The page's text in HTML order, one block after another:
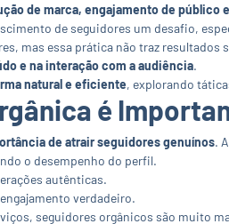
de marca, engajamento de público
de seguidores um desafio,
mas essa prática não traz
e na interação com a audiência.
natural e eficiente, explorando
é
de atrair seguidores genuínos.
o desempenho do perfil.
autênticas.
verdadeiro.
seguidores orgânicos são muito